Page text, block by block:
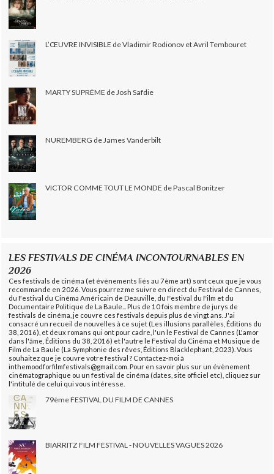
L’ŒUVRE INVISIBLE de Vladimir Rodionov et Avril Tembouret
MARTY SUPRÊME de Josh Safdie
NUREMBERG de James Vanderbilt
VICTOR COMME TOUT LE MONDE de Pascal Bonitzer
LES FESTIVALS DE CINÉMA INCONTOURNABLES EN
2026
Ces festivals de cinéma (et évènements liés au 7ème art) sont ceux que je vous
recommande en 2026. Vous pourrez me suivre en direct du Festival de Cannes,
du Festival du Cinéma Américain de Deauville, du Festival du Film et du
Documentaire Politique de La Baule... Plus de 10 fois membre de jurys de
festivals de cinéma, je couvre ces festivals depuis plus de vingt ans. J'ai
consacré un recueil de nouvelles à ce sujet (Les illusions parallèles, Éditions du
38, 2016), et deux romans qui ont pour cadre, l'un le Festival de Cannes (L'amor
dans l'âme, Éditions du 38, 2016) et l'autre le Festival du Cinéma et Musique de
Film de La Baule (La Symphonie des rêves, Éditions Blacklephant, 2023). Vous
souhaitez que je couvre votre festival ? Contactez-moi à
inthemoodforfilmfestivals@gmail.com. Pour en savoir plus sur un évènement
cinématographique ou un festival de cinéma (dates, site officiel etc), cliquez sur
l'intitulé de celui qui vous intéresse.
79ème FESTIVAL DU FILM DE CANNES
BIARRITZ FILM FESTIVAL - NOUVELLES VAGUES 2026